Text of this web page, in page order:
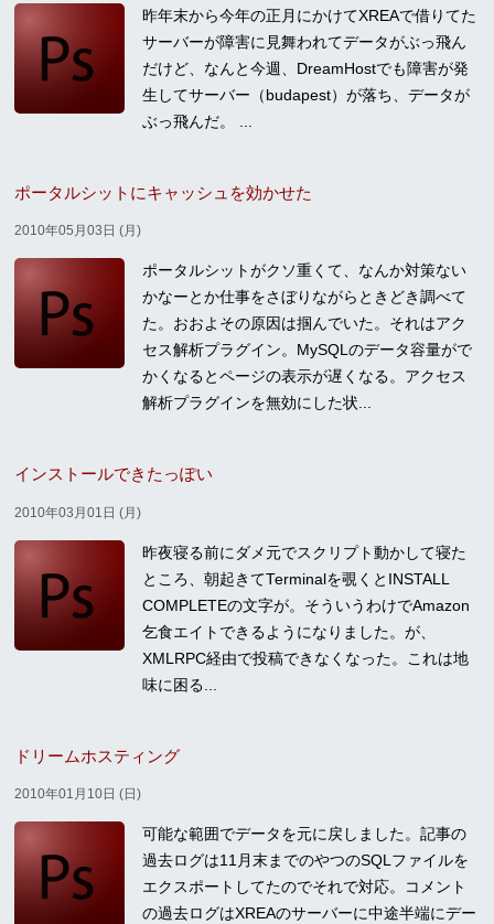
昨年末から今年の正月にかけてXREAで借りてた
サーバーが障害に見舞われてデータがぶっ飛ん
だけど、なんと今週、DreamHostでも障害が発
生してサーバー（budapest）が落ち、データが
ぶっ飛んだ。 ...
ポータルシットにキャッシュを効かせた
2010年05月03日 (月)
ポータルシットがクソ重くて、なんか対策ない
かなーとか仕事をさぼりながらときどき調べて
た。おおよその原因は掴んでいた。それはアク
セス解析プラグイン。MySQLのデータ容量がで
かくなるとページの表示が遅くなる。アクセス
解析プラグインを無効にした状...
インストールできたっぽい
2010年03月01日 (月)
昨夜寝る前にダメ元でスクリプト動かして寝た
ところ、朝起きてTerminalを覗くとINSTALL
COMPLETEの文字が。そういうわけでAmazon
乞食エイトできるようになりました。が、
XMLRPC経由で投稿できなくなった。これは地
味に困る...
ドリームホスティング
2010年01月10日 (日)
可能な範囲でデータを元に戻しました。記事の
過去ログは11月末までのやつのSQLファイルを
エクスポートしてたのでそれで対応。コメント
の過去ログはXREAのサーバーに中途半端にデー